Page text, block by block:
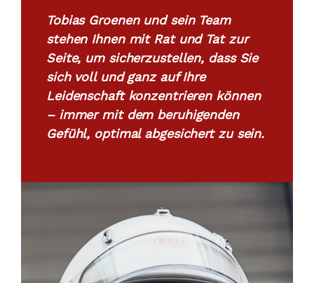
Tobias Groenen und sein Team
stehen Ihnen mit Rat und Tat zur
Seite, um sicherzustellen, dass Sie
sich voll und ganz auf Ihre
Leidenschaft konzentrieren können
– immer mit dem beruhigenden
Gefühl, optimal abgesichert zu sein.